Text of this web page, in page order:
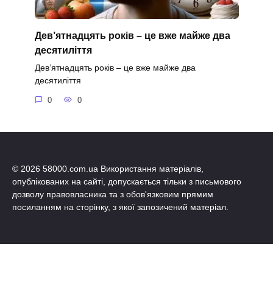
Дев’ятнадцять років – це вже майже два
десятиліття
Дев’ятнадцять років – це вже майже два
десятиліття
0 0
© 2026 58000.com.ua Використання матеріалів,
опублікованих на сайті, допускається тільки з письмового
дозволу правовласника та з обов'язковим прямим
посиланням на сторінку, з якої запозичений матеріал.